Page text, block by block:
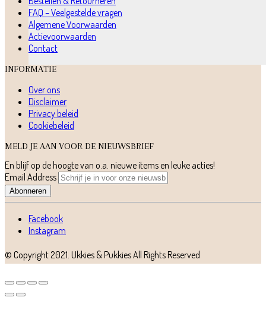
FAQ – Veelgestelde vragen
Algemene Voorwaarden
Actievoorwaarden
Contact
INFORMATIE
Over ons
Disclaimer
Privacy beleid
Cookiebeleid
MELD JE AAN VOOR DE NIEUWSBRIEF
En blijf op de hoogte van o.a. nieuwe items en leuke acties!
Email Address
Abonneren
Facebook
Instagram
© Copyright 2021. Ukkies & PukkiesAll Rights Reserved